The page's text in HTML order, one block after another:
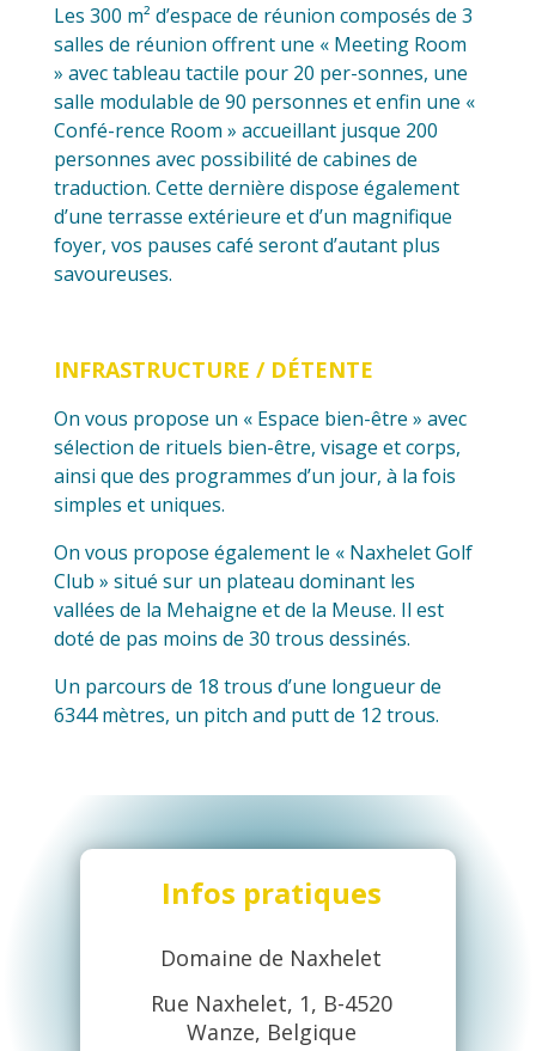
Les 300 m² d’espace de réunion composés de 3
salles de réunion offrent une « Meeting Room
» avec tableau tactile pour 20 per-sonnes, une
salle modulable de 90 personnes et enfin une «
Confé-rence Room » accueillant jusque 200
personnes avec possibilité de cabines de
traduction. Cette dernière dispose également
d’une terrasse extérieure et d’un magnifique
foyer, vos pauses café seront d’autant plus
savoureuses.
INFRASTRUCTURE / DÉTENTE
On vous propose un « Espace bien-être » avec
sélection de rituels bien-être, visage et corps,
ainsi que des programmes d’un jour, à la fois
simples et uniques.
On vous propose également le « Naxhelet Golf
Club » situé sur un plateau dominant les
vallées de la Mehaigne et de la Meuse. Il est
doté de pas moins de 30 trous dessinés.
Un parcours de 18 trous d’une longueur de
6344 mètres, un pitch and putt de 12 trous.
Infos pratiques
Domaine de Naxhelet
Rue Naxhelet, 1, B-4520
Wanze, Belgique